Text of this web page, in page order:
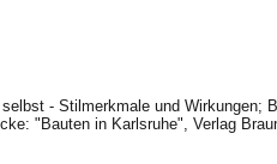
- Stilmerkmale und Wirkungen;
"Bauten in Karlsruhe", Verlag